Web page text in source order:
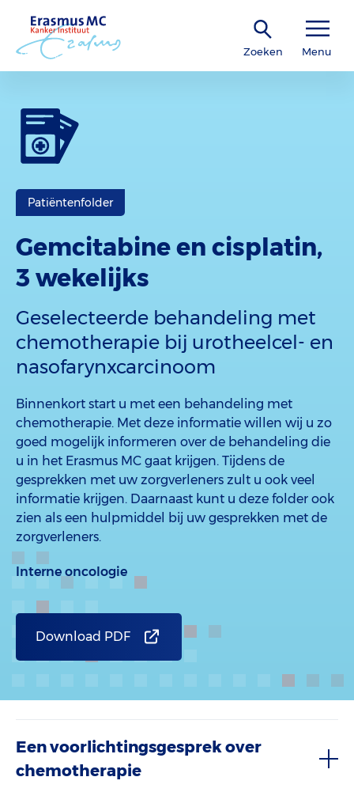
Zoeken Menu
Patiëntenfolder
Gemcitabine en cisplatin,
3 wekelijks
Geselecteerde behandeling met
chemotherapie bij urotheelcel- en
nasofarynxcarcinoom
Binnenkort start u met een behandeling met
chemotherapie. Met deze informatie willen wij u zo
goed mogelijk informeren over de behandeling die
u in het Erasmus MC gaat krijgen. Tijdens de
gesprekken met uw zorgverleners zult u ook veel
informatie krijgen. Daarnaast kunt u deze folder ook
zien als een hulpmiddel bij uw gesprekken met de
zorgverleners.
Interne oncologie
Download PDF
Een voorlichtingsgesprek over
chemotherapie